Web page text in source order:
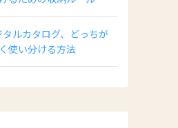
ルカタログ、どっちが
使い分ける方法